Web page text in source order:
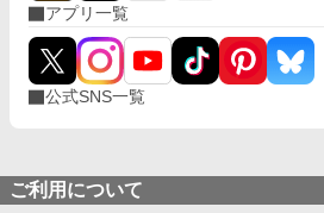
アプリ一覧
公式SNS一覧
ご利用について